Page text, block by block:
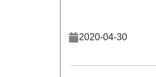
2020-04-30